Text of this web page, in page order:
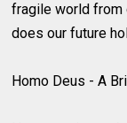
fragile world from
does our future
Homo Deus - A